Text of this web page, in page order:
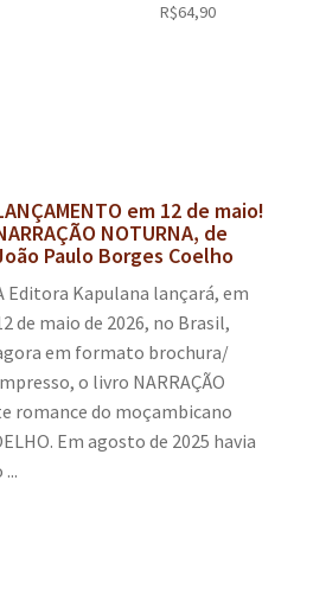
R$64,90
em 12 de maio!
NOTURNA, de
Paulo Borges Coelho
Editora Kapulana lançará, em
de maio de 2026, no Brasil,
em formato brochura/
o livro NARRAÇÃO
romance do moçambicano
Em agosto de 2025 havia